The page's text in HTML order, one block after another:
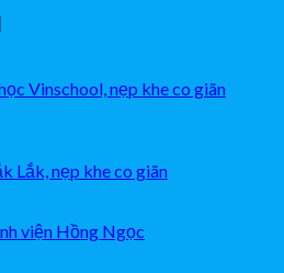
Vinschool, nẹp khe co giãn
Lắk, nẹp khe co giãn
viện Hồng Ngọc